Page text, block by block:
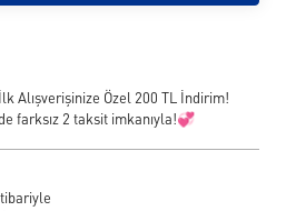
Alışverişinize Özel 200 TL İndirim!
farksız 2 taksit imkanıyla!💞